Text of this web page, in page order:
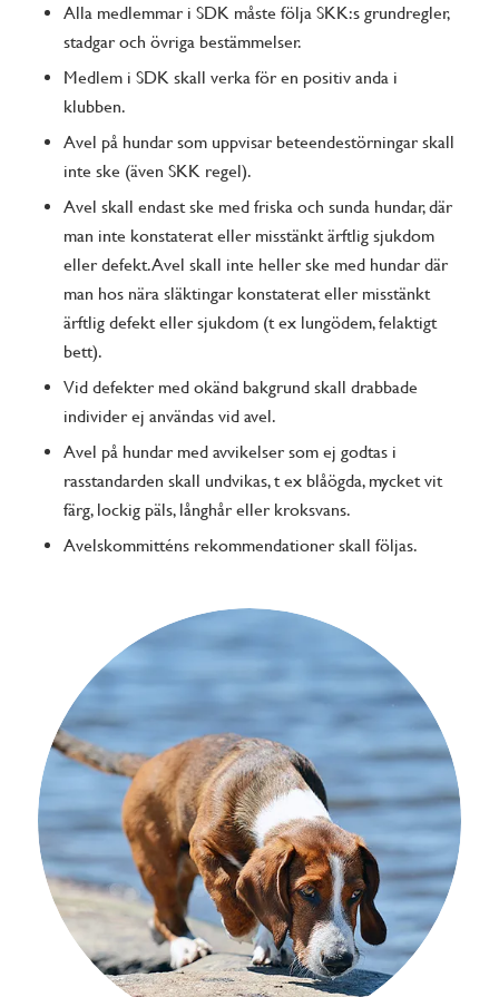
Alla medlemmar i SDK måste följa SKK:s grundregler,
stadgar och övriga bestämmelser.
Medlem i SDK skall verka för en positiv anda i
klubben.
Avel på hundar som uppvisar beteendestörningar skall
inte ske (även SKK regel).
Avel skall endast ske med friska och sunda hundar, där
man inte konstaterat eller misstänkt ärftlig sjukdom
eller defekt. Avel skall inte heller ske med hundar där
man hos nära släktingar konstaterat eller misstänkt
ärftlig defekt eller sjukdom (t ex lungödem, felaktigt
bett).
Vid defekter med okänd bakgrund skall drabbade
individer ej användas vid avel.
Avel på hundar med avvikelser som ej godtas i
rasstandarden skall undvikas, t ex blåögda, mycket vit
färg, lockig päls, långhår eller kroksvans.
Avelskommitténs rekommendationer skall följas.